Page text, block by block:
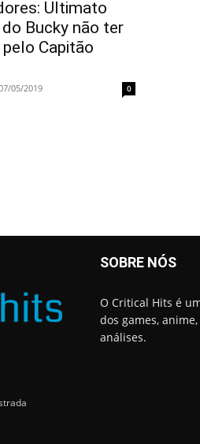
Ultimato
Bucky não ter
Capitão
05/2019 0
SOBRE NÓS
O Critical Hits é
dos games,
análises.